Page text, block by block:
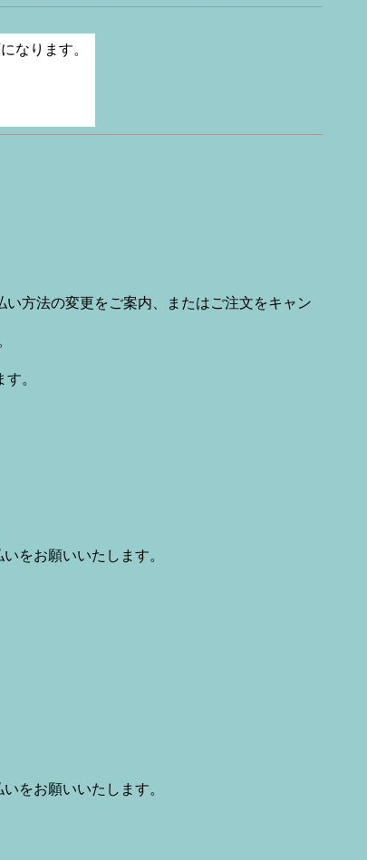
なります。
方法の変更をご案内、またはご注文をキャン
。
をお願いいたします。
をお願いいたします。